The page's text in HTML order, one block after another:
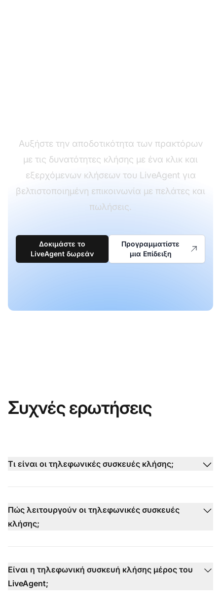
Αυξήστε την αποδοτικότητα των πρακτόρων
με τις δυνατότητες κλήσης με ένα κλικ και
εξερχόμενων κλήσεων του LiveAgent για
βελτιστοποιημένη επικοινωνία με πελάτες και
πωλήσεις.
Δοκιμάστε το
LiveAgent δωρεάν
Προγραμματίστε
μια Επίδειξη
Συχνές ερωτήσεις
Τι είναι οι τηλεφωνικές συσκευές κλήσης;
Πώς λειτουργούν οι τηλεφωνικές συσκευές
κλήσης;
Είναι η τηλεφωνική συσκευή κλήσης μέρος του
LiveAgent;